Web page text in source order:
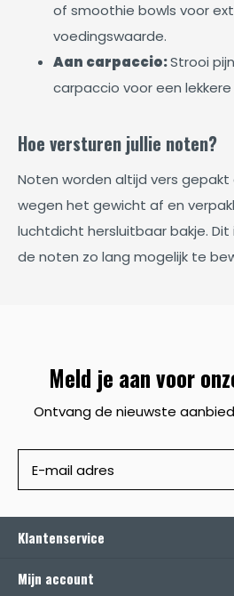
of smoothie bowls voor
voedingswaarde.
Aan carpaccio:Strooi
carpaccio voor een
Hoe versturen jullie noten?
Noten worden altijd vers gepakt
wegen het gewicht af en
luchtdicht hersluitbaar bakje. Dit
de noten zo lang mogelijk te
Meld je aan voor
Ontvang de nieuwste
Klantenservice
Mijn account